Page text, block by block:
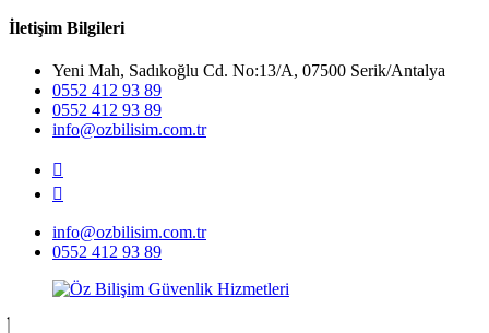
İletişim Bilgileri
Yeni Mah, Sadıkoğlu Cd. No:13/A, 07500 Serik/Antalya
0552 412 93 89
0552 412 93 89
info@ozbilisim.com.tr
info@ozbilisim.com.tr
0552 412 93 89